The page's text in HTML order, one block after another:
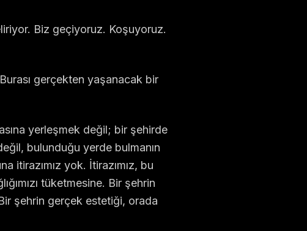
Biz geçiyoruz. Koşuyoruz.
gerçekten yaşanacak bir
yerleşmek değil; bir şehirde
bulunduğu yerde bulmanın
itirazımız yok. İtirazımız, bu
tüketmesine. Bir şehrin
şehrin gerçek estetiği, orada